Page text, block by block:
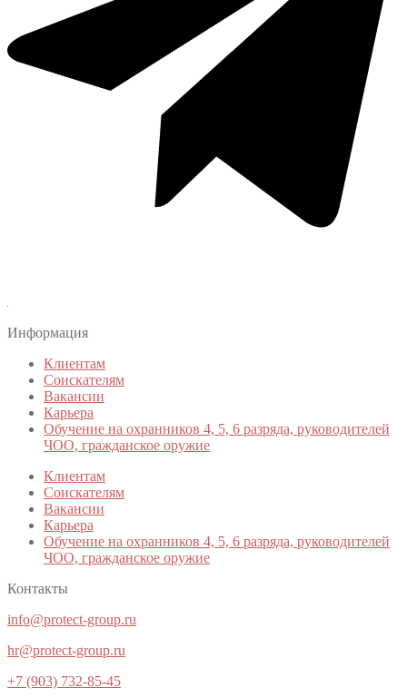
Информация
Клиентам
Соискателям
Вакансии
Карьера
Обучение на охранников 4, 5, 6 разряда, руководителей
ЧОО, гражданское оружие
Клиентам
Соискателям
Вакансии
Карьера
Обучение на охранников 4, 5, 6 разряда, руководителей
ЧОО, гражданское оружие
Контакты
info@protect-group.ru
hr@protect-group.ru
+7 (903) 732-85-45